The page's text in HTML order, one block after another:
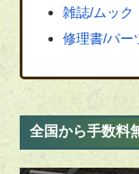
雑誌/ムック
修理書/パー
全国から手数料